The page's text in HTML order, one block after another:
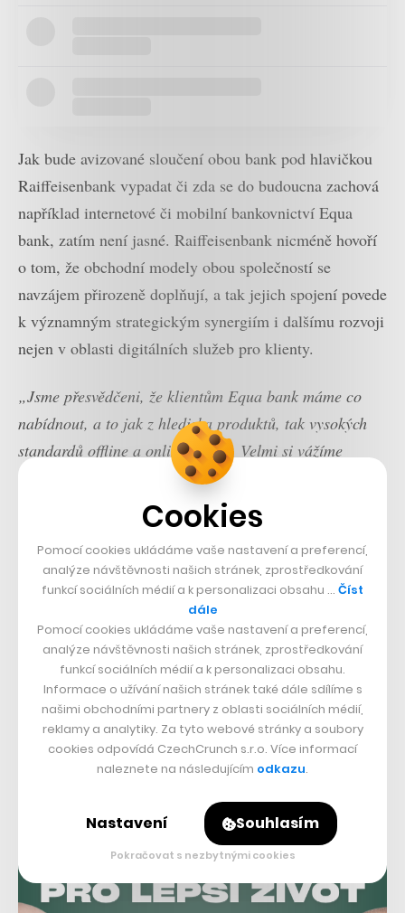
Jak bude avizované sloučení obou bank pod hlavičkou
Raiffeisenbank vypadat či zda se do budoucna zachová
například internetové či mobilní bankovnictví Equa
bank, zatím není jasné. Raiffeisenbank nicméně hovoří
o tom, že obchodní modely obou společností se
navzájem přirozeně doplňují, a tak jejich spojení povede
k významným strategickým synergiím i dalšímu rozvoji
nejen v oblasti digitálních služeb pro klienty.
„Jsme přesvědčeni, že klientům Equa bank máme co
nabídnout, a to jak z hlediska produktů, tak vysokých
standardů offline a online služeb. Velmi si vážíme
schopnosti Equa bank přicházet s transparentními,
zjednodušenými a vysoce ceněnými produkty. Jsme si
vědomi velmi vysoké angažovanosti a spokojenosti jejích
klientů, což je náš hlavní cíl do budoucna – udržení
spokojenosti klientů obou bank na vysoké úrovni,“
doplňuje pro CzechCrunch Kopecká.
Přečtěte si také
České Notino je opět
rekordní. Největší evropská
online parfumerie vyrostla
na 14,5 miliardy korun
Cookies
Pomocí cookies ukládáme vaše nastavení a preferencí,
analýze návštěvnosti našich stránek, zprostředkování
funkcí sociálních médií a k personalizaci obsahu … Číst
dále
Pomocí cookies ukládáme vaše nastavení a preferencí,
analýze návštěvnosti našich stránek, zprostředkování
funkcí sociálních médií a k personalizaci obsahu.
Informace o užívání našich stránek také dále sdílíme s
našimi obchodními partnery z oblasti sociálních médií,
reklamy a analytiky. Za tyto webové stránky a soubory
cookies odpovídá CzechCrunch s.r.o. Více informací
naleznete na následujícím odkazu.
Nastavení Souhlasím
Pokračovat s nezbytnými cookies